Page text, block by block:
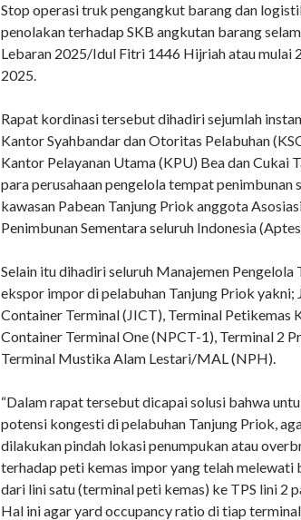
Stop operasi truk pengangkut barang dan
penolakan terhadap SKB angkutan barang
Lebaran 2025/Idul Fitri 1446 Hijriah atau mulai
2025.
Rapat kordinasi tersebut dihadiri sejumlah
Kantor Syahbandar dan Otoritas Pelabuhan
Kantor Pelayanan Utama (KPU) Bea dan Cukai
para perusahaan pengelola tempat penimbunan
kawasan Pabean Tanjung Priok anggota
Penimbunan Sementara seluruh Indonesia
Selain itu dihadiri seluruh Manajemen Pengelola
ekspor impor di pelabuhan Tanjung Priok
Container Terminal (JICT), Terminal Petikemas
Container Terminal One (NPCT-1), Terminal 2
Terminal Mustika Alam Lestari/MAL (NPH).
“Dalam rapat tersebut dicapai solusi bahwa
potensi kongesti di pelabuhan Tanjung Priok,
dilakukan pindah lokasi penumpukan atau
terhadap peti kemas impor yang telah melewati
dari lini satu (terminal peti kemas) ke TPS lini 2
Hal ini agar yard occupancy ratio di tiap